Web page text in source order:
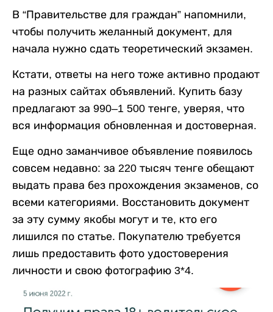
В “Правительстве для граждан” напомнили,
чтобы получить желанный документ, для
начала нужно сдать теоретический экзамен.
Кстати, ответы на него тоже активно продают
на разных сайтах объявлений. Купить базу
предлагают за 990–1 500 тенге, уверяя, что
вся информация обновленная и достоверная.
Еще одно заманчивое объявление появилось
совсем недавно: за 220 тысяч тенге обещают
выдать права без прохождения экзаменов, со
всеми категориями. Восстановить документ
за эту сумму якобы могут и те, кто его
лишился по статье. Покупателю требуется
лишь предоставить фото удостоверения
личности и свою фотографию 3*4.